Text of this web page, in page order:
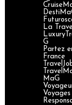
La
G
Partez
France
MaG
Voyages